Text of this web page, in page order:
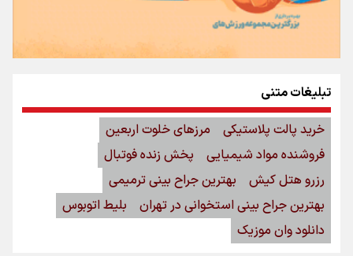
تبلیغات متنی
خرید پالت پلاستیکی
مرزهای خلوت اربعین
فروشنده مواد شیمیایی
پخش زنده فوتبال
رزرو هتل کیش
بهترین جراح بینی ترمیمی
بهترین جراح بینی استخوانی در تهران
بلیط اتوبوس
دانلود وان موزیک